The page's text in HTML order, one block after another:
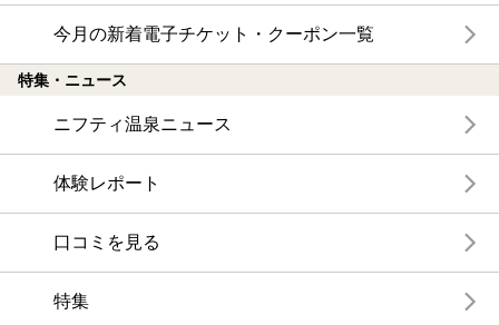
今月の新着電子チケット・クーポン一覧
特集・ニュース
ニフティ温泉ニュース
体験レポート
口コミを見る
特集